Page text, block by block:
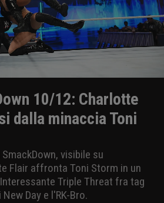
10/12: Charlotte
dalla minaccia Toni
visibile su
Flair affronta Toni Storm in un
Triple Threat fra tag
Day e l'RK-Bro.